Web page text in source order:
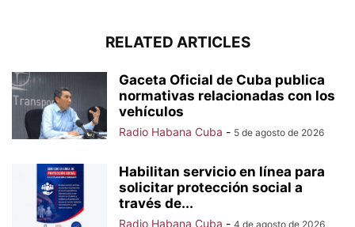
RELATED ARTICLES
Gaceta Oficial de Cuba publica
normativas relacionadas con los
vehículos
Radio Habana Cuba - 5 de agosto de 2026
Habilitan servicio en línea para
solicitar protección social a
través de...
Radio Habana Cuba - 4 de agosto de 2026